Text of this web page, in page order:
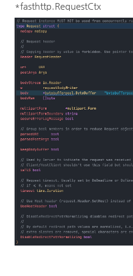
*fasthttp.RequestCtx